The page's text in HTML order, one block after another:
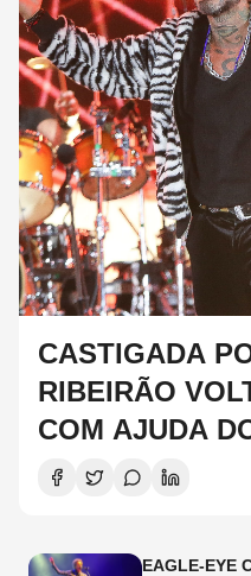
CASTIGADA
RIBEIRÃO
COM AJUDA
EAGLE-EYE